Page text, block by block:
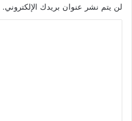
لن يتم نشر عنوان بريدك الإلكتروني.